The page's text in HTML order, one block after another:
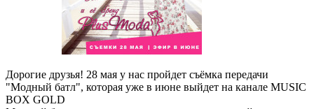
Дорогие друзья! 28 мая у нас пройдет съёмка передачи
"Модный батл", которая уже в июне выйдет на канале MUSIC
BOX GOLD